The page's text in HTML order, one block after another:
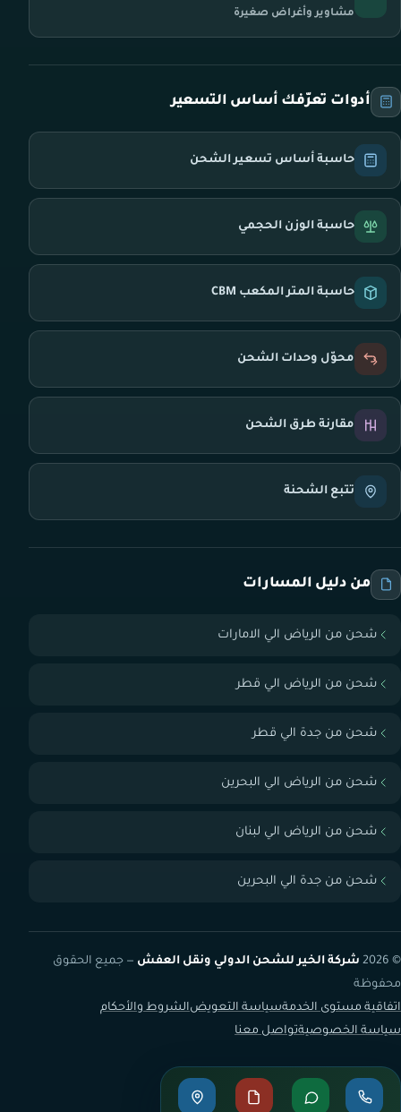
مشاوير وأغراض صغيرة
أدوات تعرّفك أساس التسعير
حاسبة أساس تسعير الشحن
حاسبة الوزن الحجمي
حاسبة المتر المكعب CBM
محوّل وحدات الشحن
مقارنة طرق الشحن
تتبع الشحنة
من دليل المسارات
شحن من الرياض الي الامارات
شحن من الرياض الي قطر
شحن من جدة الي قطر
شحن من الرياض الي البحرين
شحن من الرياض الي لبنان
شحن من جدة الي البحرين
© 2026 شركة الخير للشحن الدولي ونقل العفش — جميع الحقوق
محفوظة
اتفاقية مستوى الخدمةسياسة التعويضالشروط والأحكام
سياسة الخصوصيةتواصل معنا